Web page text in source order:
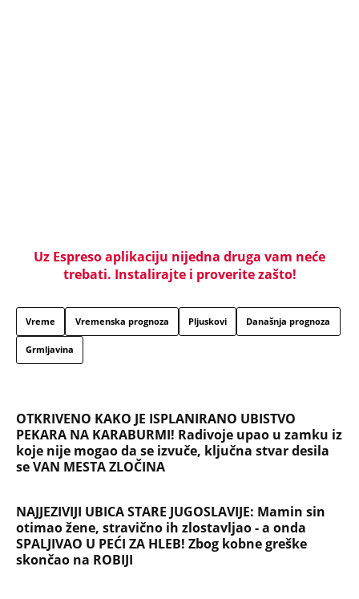
se VAN MESTA ZLOČINA
otimao žene, stravično ih zlostavljao - a onda
SPALJIVAO U PEĆI ZA HLEB! Zbog kobne greške
skončao na ROBIJI
ljubavnik njegove žene, pa izvršio samoubistvo
"INDIRA RADIĆ JE IMALA ODNOSE SA OVIM
dužna za kiriju 250.000
Velika promena za vernike na Veliku Gospojinu:
Svi misle da znaju pravila proslavljanja